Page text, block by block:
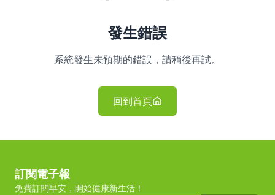
發生錯誤
系統發生未預期的錯誤，請稍後再試。
回到首頁
訂閱電子報
免費訂閱早安，開始健康新生活！